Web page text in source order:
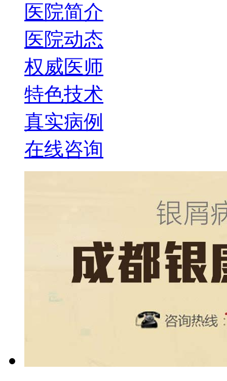
医院简介
医院动态
权威医师
特色技术
真实病例
在线咨询